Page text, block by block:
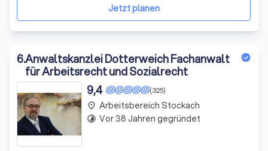
Gründer und leitender Rechtsa
Jetzt planen
6.Anwaltskanzlei Dotterweich Fachanwalt
für Arbeitsrecht und Sozialrecht
(325)
9,4
place Arbeitsbereich Stockach
timelapse Vor 38 Jahren gegründet